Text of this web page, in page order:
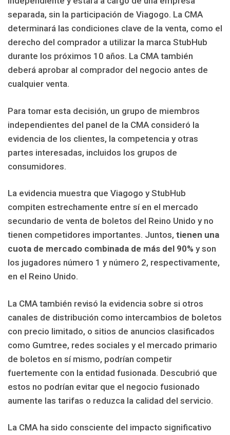
separada, sin la participación de Viagogo. La CMA
determinará las condiciones clave de la venta, como el
derecho del comprador a utilizar la marca StubHub
durante los próximos 10 años. La CMA también
deberá aprobar al comprador del negocio antes de
cualquier venta.
Para tomar esta decisión, un grupo de miembros
independientes del panel de la CMA consideró la
evidencia de los clientes, la competencia y otras
partes interesadas, incluidos los grupos de
consumidores.
La evidencia muestra que Viagogo y StubHub
compiten estrechamente entre sí en el mercado
secundario de venta de boletos del Reino Unido y no
tienen competidores importantes. Juntos, tienen una
cuota de mercado combinada de más del 90% y son
los jugadores número 1 y número 2, respectivamente,
en el Reino Unido.
La CMA también revisó la evidencia sobre si otros
canales de distribución como intercambios de boletos
con precio limitado, o sitios de anuncios clasificados
como Gumtree, redes sociales y el mercado primario
de boletos en sí mismo, podrían competir
fuertemente con la entidad fusionada. Descubrió que
estos no podrían evitar que el negocio fusionado
aumente las tarifas o reduzca la calidad del servicio.
La CMA ha sido consciente del impacto significativo